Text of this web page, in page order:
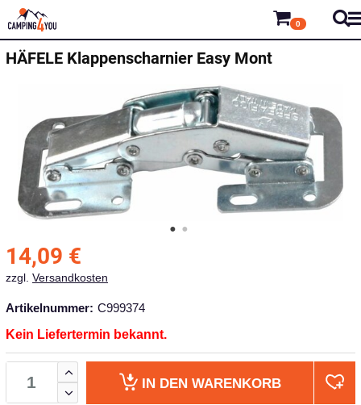
0
HÄFELE Klappenscharnier Easy Mont
14,09 €
zzgl. Versandkosten
Artikelnummer: C999374
Kein Liefertermin bekannt.
IN DEN WARENKORB